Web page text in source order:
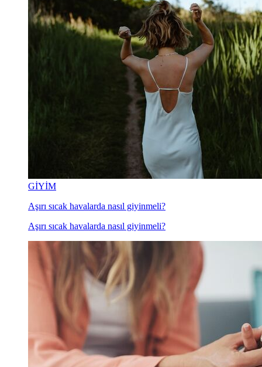
GİYİM
Aşırı sıcak havalarda nasıl giyinmeli?
Aşırı sıcak havalarda nasıl giyinmeli?